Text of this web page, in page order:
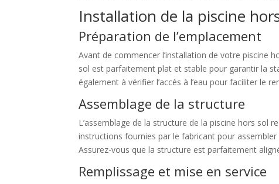
Installation de la piscine
Préparation de l’emplacement
Avant de commencer l’installation de votre piscine
sol est parfaitement plat et stable pour garantir la
également à vérifier l’accès à l’eau pour faciliter le
Assemblage de la structure
L’assemblage de la structure de la piscine hors sol
instructions fournies par le fabricant pour
Assurez-vous que la structure est parfaitement
Remplissage et mise en service